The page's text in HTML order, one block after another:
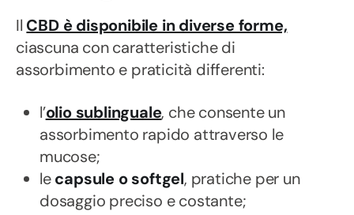
Il CBD è disponibile in diverse forme,
ciascuna con caratteristiche di
assorbimento e praticità differenti:
l’olio sublinguale, che consente un
assorbimento rapido attraverso le
mucose;
lecapsule o softgel, pratiche per un
dosaggio preciso e costante;